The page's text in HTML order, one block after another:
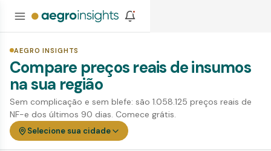
AEGRO INSIGHTS
Compare preços reais de insumos
na sua região
Sem complicação e sem blefe: são 1.058.125 preços reais de
NF-e dos últimos 90 dias. Comece grátis.
Selecione sua cidade